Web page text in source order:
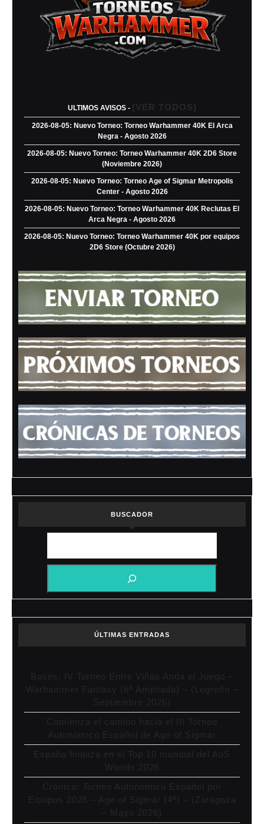
ULTIMOS AVISOS - (VER TODOS)
2026-08-05: Nuevo Torneo: Torneo Warhammer 40K El Arca
Negra - Agosto 2026
2026-08-05: Nuevo Torneo: Torneo Warhammer 40K 2D6 Store
(Noviembre 2026)
2026-08-05: Nuevo Torneo: Torneo Age of Sigmar Metropolis
Center - Agosto 2026
2026-08-05: Nuevo Torneo: Torneo Warhammer 40K Reclutas El
Arca Negra - Agosto 2026
2026-08-05: Nuevo Torneo: Torneo Warhammer 40K por equipos
2D6 Store (Octubre 2026)
BUSCADOR
ÚLTIMAS ENTRADAS
Bases: IV Torneo Entre Viñas Anda el Juego –
Warhammer Fantasy (6ª Ampliada) – (Logroño –
Septiembre 2026)
Comienza el camino hacia el III Torneo
Autonómico Español de Age of Sigmar
España finaliza en el Top 10 mundial del AoS
Worlds 2026
Crónica: Torneo Autonómico Español por
Equipos 2026 – Age of Sigmar (4ª) – (Zaragoza
– Mayo 2026)